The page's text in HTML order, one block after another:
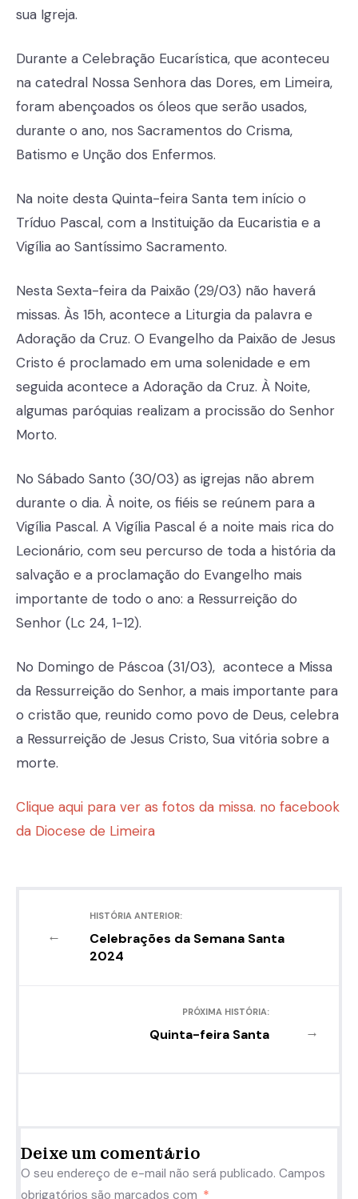
sua Igreja.
Durante a Celebração Eucarística, que aconteceu
na catedral Nossa Senhora das Dores, em Limeira,
foram abençoados os óleos que serão usados,
durante o ano, nos Sacramentos do Crisma,
Batismo e Unção dos Enfermos.
Na noite desta Quinta-feira Santa tem início o
Tríduo Pascal, com a Instituição da Eucaristia e a
Vigília ao Santíssimo Sacramento.
Nesta Sexta-feira da Paixão (29/03) não haverá
missas. Às 15h, acontece a Liturgia da palavra e
Adoração da Cruz. O Evangelho da Paixão de Jesus
Cristo é proclamado em uma solenidade e em
seguida acontece a Adoração da Cruz. À Noite,
algumas paróquias realizam a procissão do Senhor
Morto.
No Sábado Santo (30/03) as igrejas não abrem
durante o dia. À noite, os fiéis se reúnem para a
Vigília Pascal. A Vigília Pascal é a noite mais rica do
Lecionário, com seu percurso de toda a história da
salvação e a proclamação do Evangelho mais
importante de todo o ano: a Ressurreição do
Senhor (Lc 24, 1-12).
No Domingo de Páscoa (31/03), acontece a Missa
da Ressurreição do Senhor, a mais importante para
o cristão que, reunido como povo de Deus, celebra
a Ressurreição de Jesus Cristo, Sua vitória sobre a
morte.
Clique aqui para ver as fotos da missa. no facebook
da Diocese de Limeira
←
HISTÓRIA ANTERIOR:
Celebrações da Semana Santa
2024
→
PRÓXIMA HISTÓRIA:
Quinta-feira Santa
Deixe um comentário
O seu endereço de e-mail não será publicado. Campos
obrigatórios são marcados com *